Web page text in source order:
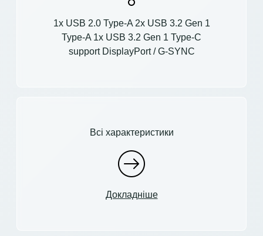
1x USB 2.0 Type-A 2x USB 3.2 Gen 1
Type-A 1x USB 3.2 Gen 1 Type-C
support DisplayPort / G-SYNC
Всі характеристики
Докладніше